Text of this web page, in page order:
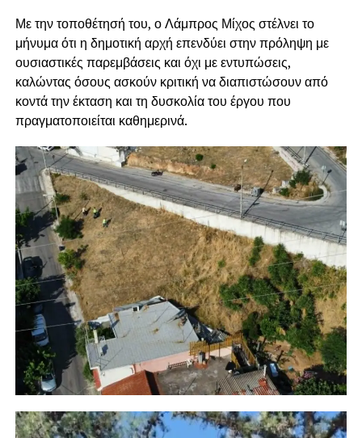
Με την τοποθέτησή του, ο Λάμπρος Μίχος στέλνει το
μήνυμα ότι η δημοτική αρχή επενδύει στην πρόληψη με
ουσιαστικές παρεμβάσεις και όχι με εντυπώσεις,
καλώντας όσους ασκούν κριτική να διαπιστώσουν από
κοντά την έκταση και τη δυσκολία του έργου που
πραγματοποιείται καθημερινά.